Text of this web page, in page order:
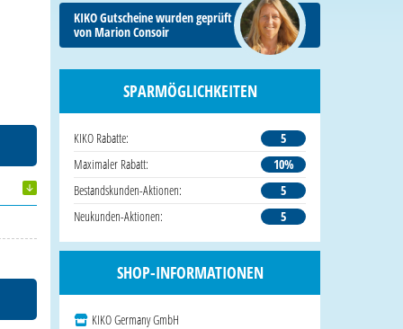
KIKO Gutscheine wurden geprüft
von Marion Consoir
SPARMÖGLICHKEITEN
KIKO Rabatte:
5
Maximaler Rabatt:
10%
Bestandskunden-Aktionen:
5
Neukunden-Aktionen:
5
SHOP-INFORMATIONEN
KIKO Germany GmbH